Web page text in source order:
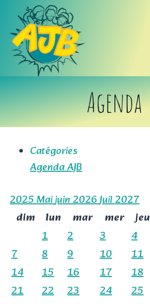
contenu
Agenda
Catégories
Agenda AJB
2025Maijuin 2026Juil2027
dim
lun mar mer jeu
1
2 3 4
7
8 9 10 11
14
15 16 17 18
21
22 23 24 25